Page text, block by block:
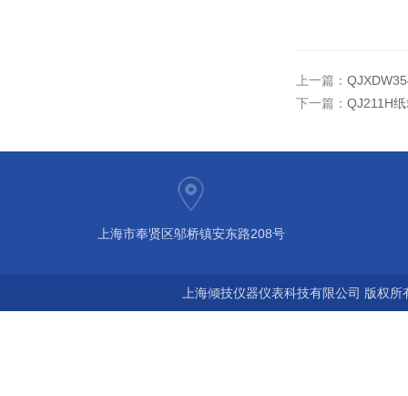
上一篇：
下一篇： QJ211H
上海市奉贤区邬桥镇安东路208号
上海倾技仪器仪表科技有限公司 版权